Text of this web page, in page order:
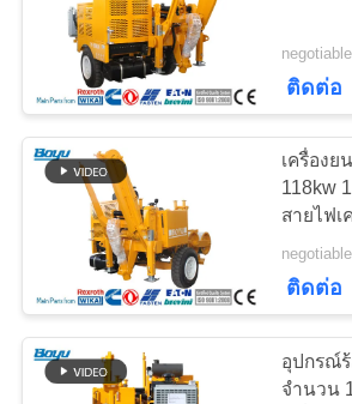
ขอ
เสนอ
ราคา
ลวดสลิงป้องกั
บิด
สายพานลำเลีย
ติดต่อ
เครื่องย
118kw
สายไฟเ
ติดต่อ
อุปกรณ์ร้
จำนวน